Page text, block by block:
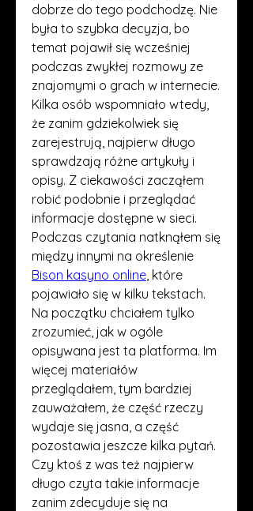
dobrze do tego podchodzę. Nie
była to szybka decyzja, bo
temat pojawił się wcześniej
podczas zwykłej rozmowy ze
znajomymi o grach w internecie.
Kilka osób wspomniało wtedy,
że zanim gdziekolwiek się
zarejestrują, najpierw długo
sprawdzają różne artykuły i
opisy. Z ciekawości zacząłem
robić podobnie i przeglądać
informacje dostępne w sieci.
Podczas czytania natknąłem się
Bison kasyno online, które
pojawiało się w kilku tekstach.
Na początku chciałem tylko
zrozumieć, jak w ogóle
opisywana jest ta platforma. Im
więcej materiałów
przeglądałem, tym bardziej
zauważałem, że część rzeczy
wydaje się jasna, a część
pozostawia jeszcze kilka pytań.
Czy ktoś z was też najpierw
długo czyta takie informacje
zanim zdecyduje się na